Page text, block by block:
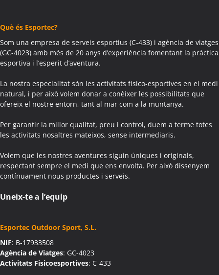
Colònies Escolars Agramunt
Activitats Teambuilding Empreses Aguilar de Segarra
Activitats Família Amics Aguilar de Segarra
Colònies Escolars Aguilar de Segarra
Activitats Teambuilding Empreses Agullana
Activitats Família Amics Agullana
Colònies Escolars Agullana
Activitats Família Amics Aiguafreda
Activitats Teambuilding Empreses Aiguamúrcia
Activitats Família Amics Aiguamúrcia
Colònies Escolars Aiguamúrcia
Activitats Teambuilding Empreses Aiguaviva
Activitats Teambuilding Empreses Aín
Activitats Família Amics Aín
Colònies Escolars Aín
Activitats Teambuilding Empreses Aitona
Què és Esportec?
Som una empresa de serveis esportius (C-433) i agència de viatges
(GC-4023) amb més de 20 anys d’experiència fomentant la pràctica
esportiva i l’esperit d’aventura.
La nostra especialitat són les activitats físico-esportives en el medi
natural, i per això volem donar a conèixer les possibilitats que
ofereix el nostre entorn, tant al mar com a la muntanya.
Per garantir la millor qualitat, preu i control, duem a terme totes
les activitats nosaltres mateixos, sense intermediaris.
Volem que les nostres aventures siguin úniques i originals,
respectant sempre el medi que ens envolta. Per això dissenyem
contínuament nous productes i serveis.
Uneix-te a l’equip
Esportec Outdoor Sport, S.L.
NIF: B-17933508
Agència de Viatges: GC-4023
Activitats Fisicoesportives: C-433